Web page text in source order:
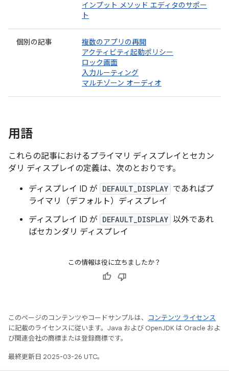
インプット メソッド エディタのサポー
ト
個別の記事
複数のアプリの再開
アクティビティ起動ポリシー
ロック画面
入力ルーティング
マルチゾーン オーディオ
用語
これらの記事におけるプライマリ ディスプレイとセカン
ダリ ディスプレイの定義は、次のとおりです。
ディスプレイ ID が DEFAULT_DISPLAY であればプ
ライマリ（デフォルト）ディスプレイ
ディスプレイ ID が DEFAULT_DISPLAY 以外であれ
ばセカンダリ ディスプレイ
この情報は役に立ちましたか？
このページのコンテンツやコードサンプルは、
コンテンツ ライセンス
に記載のライセンスに従います。Java および OpenJDK は Oracle およ
び関連会社の商標または登録商標です。
最終更新日 2025-03-26 UTC。